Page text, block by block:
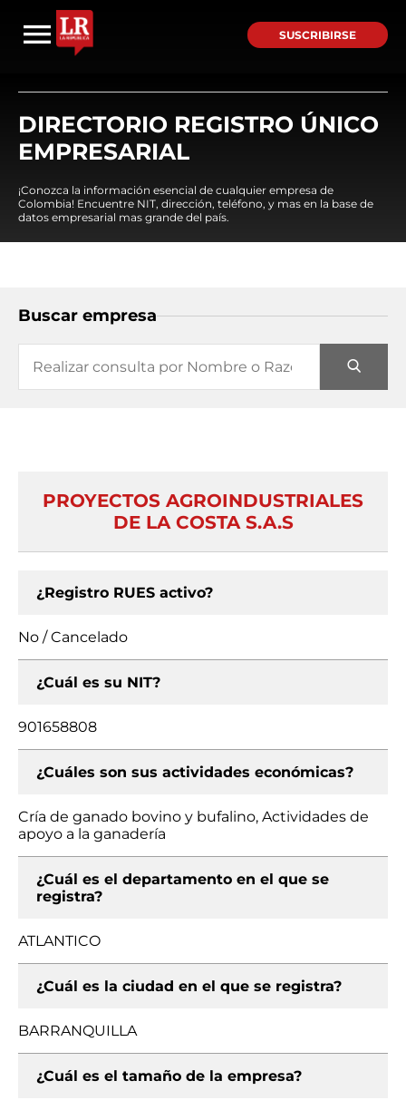
SUSCRIBIRSE
DIRECTORIO REGISTRO ÚNICO
EMPRESARIAL
¡Conozca la información esencial de cualquier empresa de
Colombia! Encuentre NIT, dirección, teléfono, y mas en la base de
datos empresarial mas grande del país.
Buscar empresa
PROYECTOS AGROINDUSTRIALES
DE LA COSTA S.A.S
¿Registro RUES activo?
No / Cancelado
¿Cuál es su NIT?
901658808
¿Cuáles son sus actividades económicas?
Cría de ganado bovino y bufalino, Actividades de
apoyo a la ganadería
¿Cuál es el departamento en el que se
registra?
ATLANTICO
¿Cuál es la ciudad en el que se registra?
BARRANQUILLA
¿Cuál es el tamaño de la empresa?